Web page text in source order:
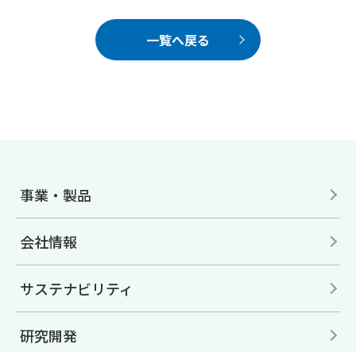
一覧へ戻る
事業・製品
会社情報
サステナビリティ
研究開発